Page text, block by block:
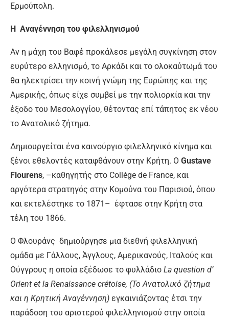
Ερμούπολη.
Η Αναγέννηση του φιλελληνισμού
Αν η μάχη του Βαφέ προκάλεσε μεγάλη συγκίνηση στον
ευρύτερο ελληνισμό, το Αρκάδι και το ολοκαύτωμά του
θα ηλεκτρίσει την κοινή γνώμη της Ευρώπης και της
Αμερικής, όπως είχε συμβεί με την πολιορκία και την
έξοδο του Μεσολογγίου, θέτοντας επί τάπητος εκ νέου
το Ανατολικό ζήτημα.
Δημιουργείται ένα καινούργιο φιλελληνικό κίνημα και
ξένοι εθελοντές καταφθάνουν στην Κρήτη. Ο Gustave
Flourens, –καθηγητής στο Collège de France, και
αργότερα στρατηγός στην Κομoύνα του Παρισιού, όπου
και εκτελέστηκε το 1871– έφτασε στην Κρήτη στα
τέλη του 1866.
Ο Φλουράνς δημιούργησε μια διεθνή φιλελληνική
ομάδα με Γάλλους, Άγγλους, Αμερικανούς, Ιταλούς και
Ούγγρους η οποία εξέδωσε το φυλλάδιο La question d’
Orient et la Renaissance crétoise, (Το Ανατολικό ζήτημα
και η Κρητική Αναγέννηση) εγκαινιάζοντας έτσι την
παράδοση του αριστερού φιλελληνισμού στην οποία